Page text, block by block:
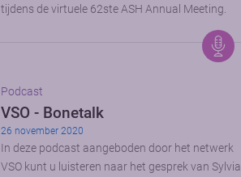
tijdens de virtuele 62ste ASH Annual Meeting.
Podcast
VSO - Bonetalk
26 november 2020
In deze podcast aangeboden door het netwerk
VSO kunt u luisteren naar het gesprek van Sylvia